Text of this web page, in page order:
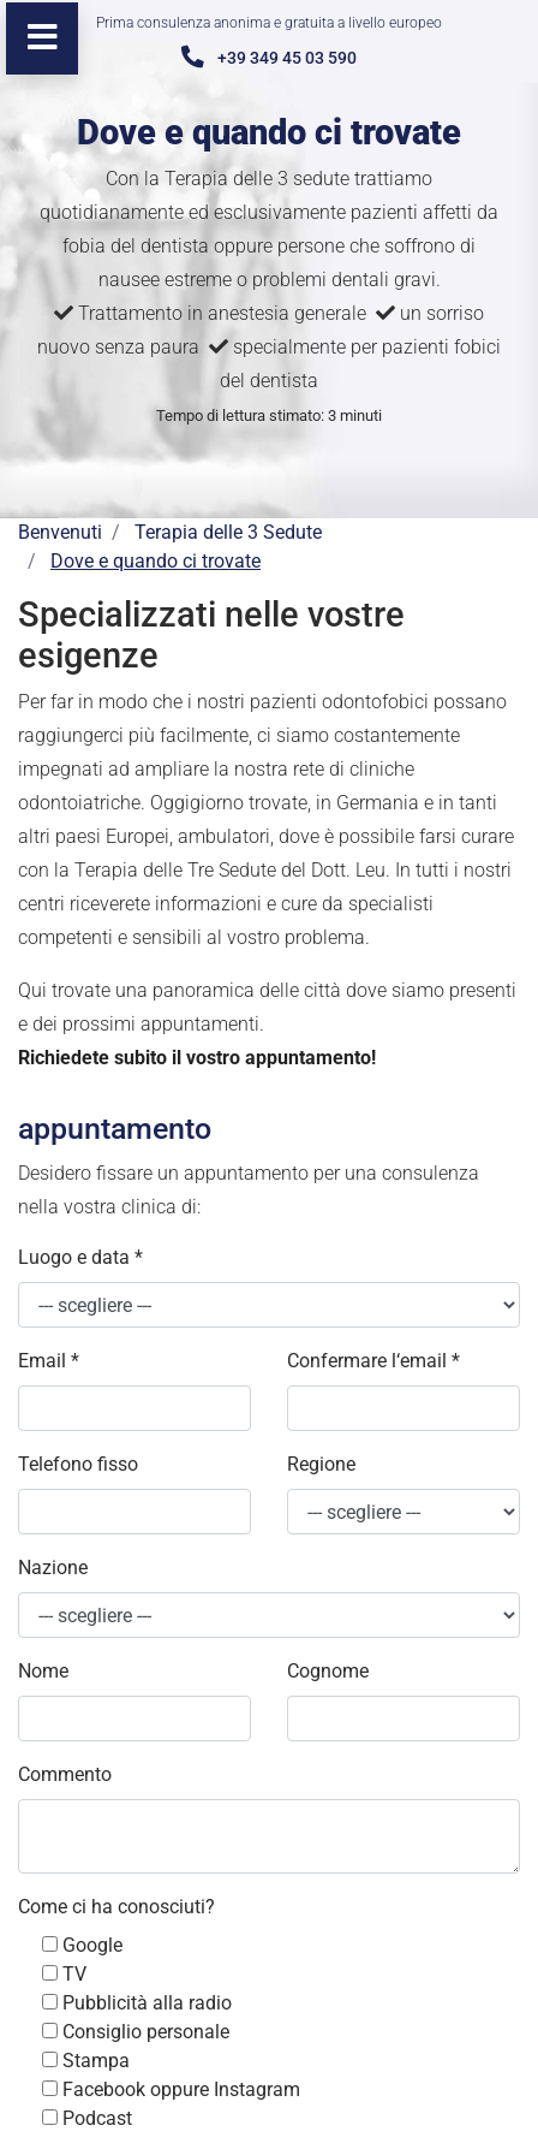
Prima consulenza anonima e gratuita a livello europeo
+39 349 45 03 590
Dove e quando ci trovate
Con la Terapia delle 3 sedute trattiamo
quotidianamente ed esclusivamente pazienti affetti da
fobia del dentista oppure persone che soffrono di
nausee estreme o problemi dentali gravi.
Trattamento in anestesia generale
un sorriso
nuovo senza paura
specialmente per pazienti fobici
del dentista
Tempo di lettura stimato: 3 minuti
Benvenuti
Terapia delle 3 Sedute
Dove e quando ci trovate
Specializzati nelle vostre
esigenze
Per far in modo che i nostri pazienti odontofobici possano
raggiungerci più facilmente, ci siamo costantemente
impegnati ad ampliare la nostra rete di cliniche
odontoiatriche. Oggigiorno trovate, in Germania e in tanti
altri paesi Europei, ambulatori, dove è possibile farsi curare
con la Terapia delle Tre Sedute del Dott. Leu. In tutti i nostri
centri riceverete informazioni e cure da specialisti
competenti e sensibili al vostro problema.
Qui trovate una panoramica delle città dove siamo presenti
e dei prossimi appuntamenti.
Richiedete subito il vostro appuntamento!
appuntamento
Desidero fissare un appuntamento per una consulenza
nella vostra clinica di:
Luogo e data *
Email * Confermare l‘email *
Telefono fisso Regione
Nazione
Nome Cognome
Commento
Come ci ha conosciuti?
Google
TV
Pubblicità alla radio
Consiglio personale
Stampa
Facebook oppure Instagram
Podcast